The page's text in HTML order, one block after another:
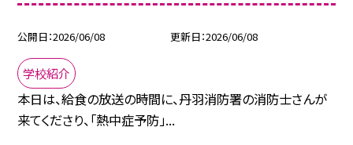
公開日 2026/06/08 更新日 2026/06/08
学校紹介
本日は、給食の放送の時間に、丹羽消防署の消防士さんが
来てくださり、「熱中症予防」...